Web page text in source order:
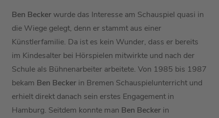
Ben Beckerwurde das Interesse am Schauspiel quasi in
die Wiege gelegt, denn er stammt aus einer
Künstlerfamilie. Da ist es kein Wunder, dass er bereits
im Kindesalter bei Hörspielen mitwirkte und nach der
Schule als Bühnenarbeiter arbeitete. Von 1985 bis 1987
bekam Ben Becker in Bremen Schauspielunterricht und
erhielt direkt danach sein erstes Engagement in
Hamburg. Seitdem konnte man Ben Becker in